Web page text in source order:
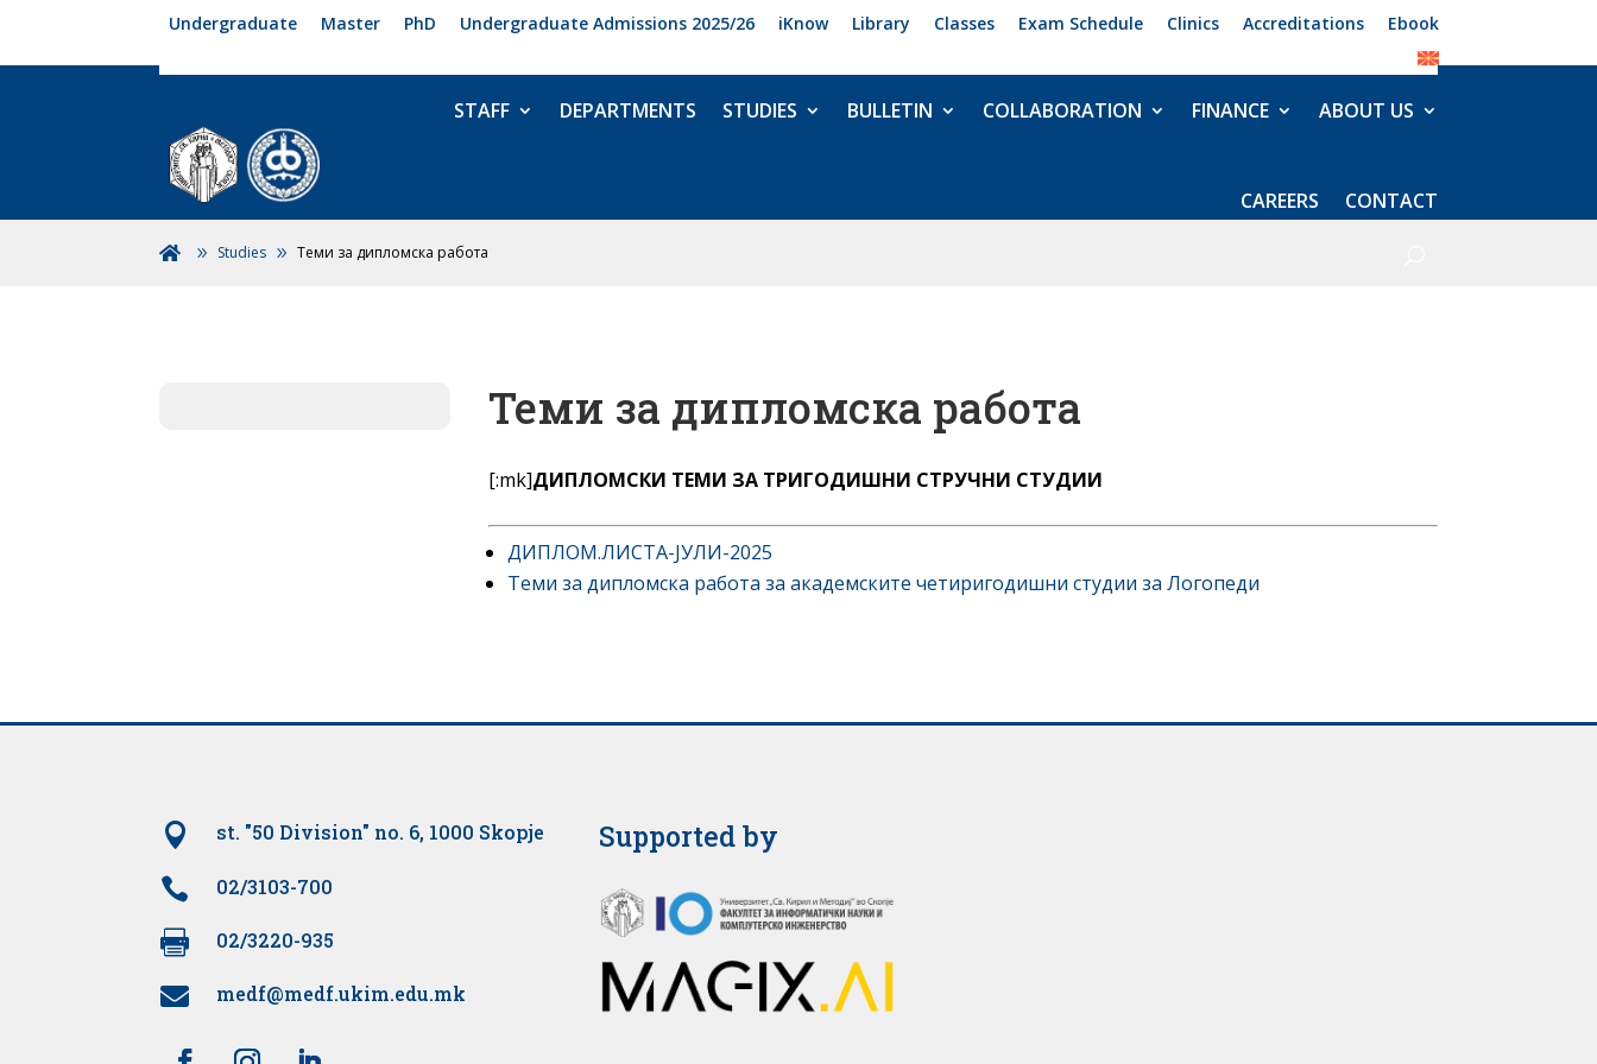
Undergraduate Master PhD Undergraduate Admissions 2025/26 iKnow Library Classes Exam Schedule Clinics Accreditations Ebook
STAFF DEPARTMENTS STUDIES BULLETIN COLLABORATION FINANCE ABOUT US
CAREERS CONTACT
 Studies Теми за дипломска работа
Теми за дипломска работа
[:mk]ДИПЛОМСКИ ТЕМИ ЗА ТРИГОДИШНИ СТРУЧНИ СТУДИИ
ДИПЛОМ.ЛИСТА-ЈУЛИ-2025
Теми за дипломска работа за академските четиригодишни студии за Логопеди
 st. "50 Division" no. 6, 1000 Skopje
 02/3103-700
 02/3220-935
 medf@medf.ukim.edu.mk
Supported by